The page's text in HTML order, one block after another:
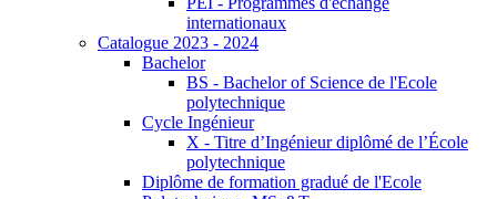
internationaux
Catalogue 2023 - 2024
Bachelor
BS - Bachelor of Science de l'Ecole
polytechnique
Cycle Ingénieur
X - Titre d’Ingénieur diplômé de l’École
polytechnique
Diplôme de formation gradué de l'Ecole